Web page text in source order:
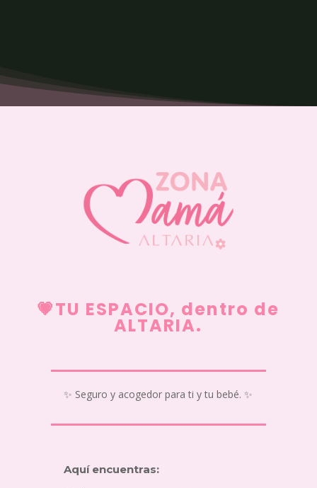
💗TU ESPACIO, dentro de
ALTARIA.
✨ Seguro y acogedor para ti y tu bebé. ✨
Aquí encuentras: